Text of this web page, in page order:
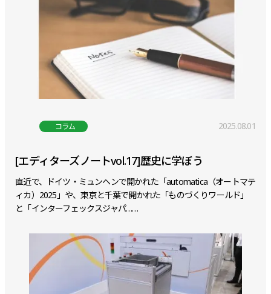
コラム 2025.08.01
[エディターズノートvol.17]歴史に学ぼう
直近で、ドイツ・ミュンヘンで開かれた「automatica（オートマテ
ィカ）2025」や、東京と千葉で開かれた「ものづくりワールド」
と「インターフェックスジャパ……